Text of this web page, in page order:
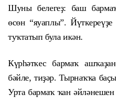
Шуны белегеҙ: баш
өсөн “яуаплы”.
туҡтатып була икән.
Күрһәткес бармаҡ
бәйле, тиҙәр. Тырнаҡҡа
Урта бармаҡ ҡан